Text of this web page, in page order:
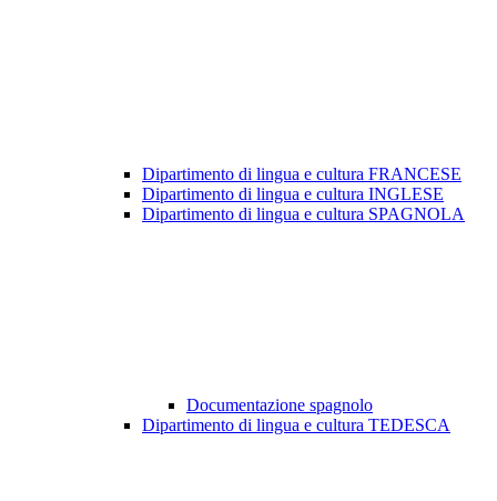
Dipartimento di lingua e cultura FRANCESE
Dipartimento di lingua e cultura INGLESE
Dipartimento di lingua e cultura SPAGNOLA
Documentazione spagnolo
Dipartimento di lingua e cultura TEDESCA